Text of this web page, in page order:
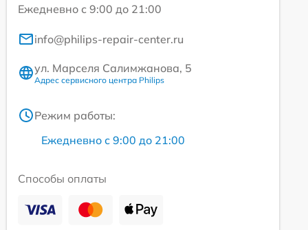
Ежедневно с 9:00 до 21:00
info@philips-repair-center.ru
ул. Марселя Салимжанова, 5
Адрес сервисного центра Philips
Режим работы:
Ежедневно с 9:00 до 21:00
Способы оплаты